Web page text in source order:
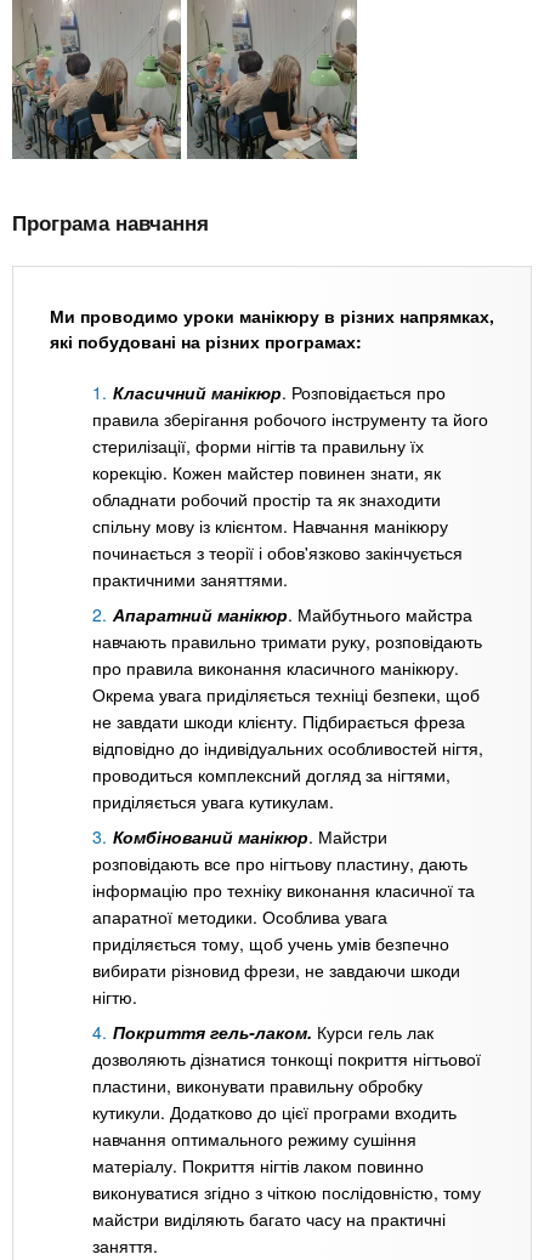
Програма навчання
Ми проводимо уроки манікюру в різних напрямках,
які побудовані на різних програмах:
Класичний манікюр. Розповідається про
правила зберігання робочого інструменту та його
стерилізації, форми нігтів та правильну їх
корекцію. Кожен майстер повинен знати, як
обладнати робочий простір та як знаходити
спільну мову із клієнтом. Навчання манікюру
починається з теорії і обов'язково закінчується
практичними заняттями.
Апаратний манікюр. Майбутнього майстра
навчають правильно тримати руку, розповідають
про правила виконання класичного манікюру.
Окрема увага приділяється техніці безпеки, щоб
не завдати шкоди клієнту. Підбирається фреза
відповідно до індивідуальних особливостей нігтя,
проводиться комплексний догляд за нігтями,
приділяється увага кутикулам.
Комбінований манікюр. Майстри
розповідають все про нігтьову пластину, дають
інформацію про техніку виконання класичної та
апаратної методики. Особлива увага
приділяється тому, щоб учень умів безпечно
вибирати різновид фрези, не завдаючи шкоди
нігтю.
Покриття гель-лаком. Курси гель лак
дозволяють дізнатися тонкощі покриття нігтьової
пластини, виконувати правильну обробку
кутикули. Додатково до цієї програми входить
навчання оптимального режиму сушіння
матеріалу. Покриття нігтів лаком повинно
виконуватися згідно з чіткою послідовністю, тому
майстри виділяють багато часу на практичні
заняття.